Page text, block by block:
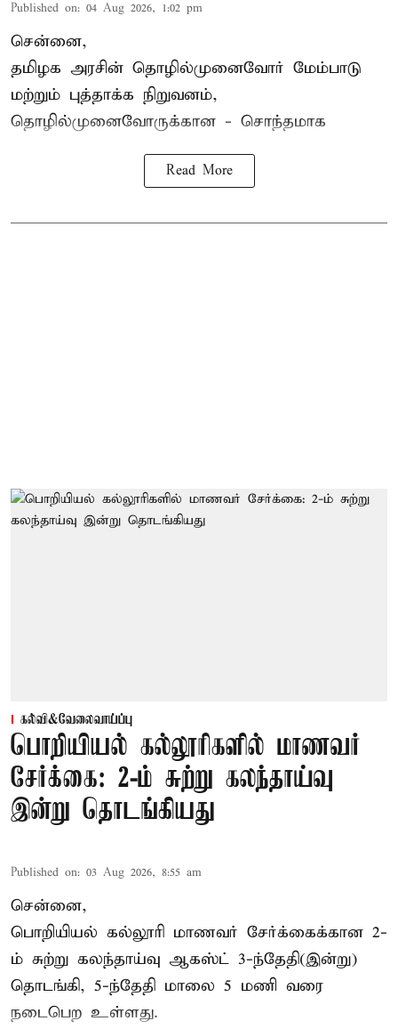
Published on: 04 Aug 2026, 1:02 pm
சென்னை,
தமிழக அரசின் தொழில்முனைவோர் மேம்பாடு
மற்றும் புத்தாக்க நிறுவனம்,
தொழில்முனைவோருக்கான - சொந்தமாக
Read More
கல்வி&வேலைவாய்ப்பு
பொறியியல் கல்லூரிகளில் மாணவர்
சேர்க்கை: 2-ம் சுற்று கலந்தாய்வு
இன்று தொடங்கியது
Published on: 03 Aug 2026, 8:55 am
சென்னை,
பொறியியல் கல்லூரி மாணவர் சேர்க்கைக்கான 2-
ம் சுற்று கலந்தாய்வு ஆகஸ்ட் 3-ந்தேதி(இன்று)
தொடங்கி, 5-ந்தேதி மாலை 5 மணி வரை
நடைபெற உள்ளது.